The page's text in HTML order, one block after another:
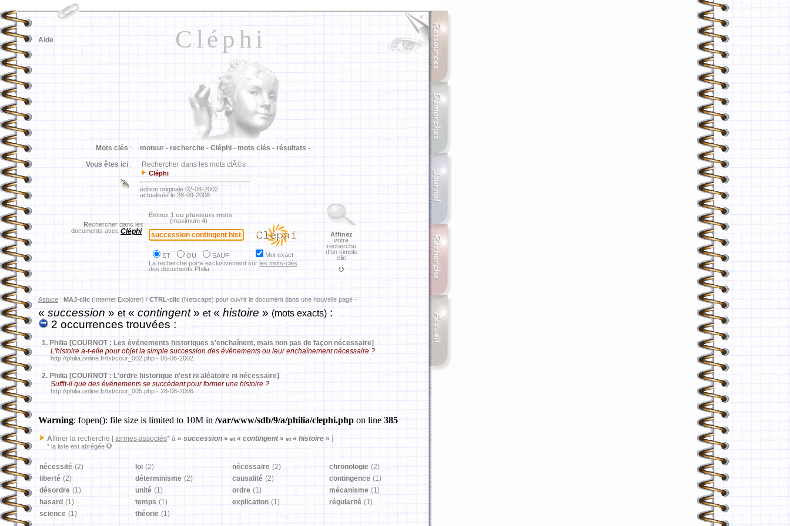
Cléphi
Aide
Mots clés : moteur - recherche - Cléphi - mots clés - résultats -
Vous êtes ici : Rechercher dans les mots clÃ©s
Cléphi
édition originale 02-08-2002
actualisée le 28-09-2008
Rechercher dans les
documents avec Cléphi
Entrez 1 ou plusieurs mots
(maximum 4)
ET OU SAUF
Mot exact
La recherche porte exclusivement sur les mots-clés
des documents Philia.
Affinez
votre
recherche
d'un simple
clic
Astuce : MAJ-clic (Internet Explorer) / CTRL-clic (Netscape) pour ouvrir le document dans une nouvelle page -
«succession » et« contingent» et« histoire » (mots exacts) :
2 occurrences trouvées :
1. Philia [COURNOT : Les événements historiques s'enchaînent, mais non pas de façon nécessaire]
L'histoire a-t-elle pour objet la simple succession des événements ou leur enchaînement nécessaire ?
http://philia.online.fr/txt/cour_002.php - 05-06-2002
2. Philia [COURNOT : L'ordre historique n'est ni aléatoire ni nécessaire]
Suffit-il que des événements se succèdent pour former une histoire ?
http://philia.online.fr/txt/cour_005.php - 28-08-2006
Warning: fopen(): file size is limited to 10M in /var/www/sdb/9/a/philia/clephi.php on line 385
Affiner la recherche [ termes associés* à « succession » et « contingent» et« histoire » ]
* la liste est abrégée
nécessité (2) loi (2) nécessaire (2) chronologie (2)
liberté (2) déterminisme (2) causalité (2) contingence (1)
désordre (1) unité (1) ordre (1) mécanisme (1)
hasard (1) temps (1) explication (1) régularité (1)
science (1) théorie (1)